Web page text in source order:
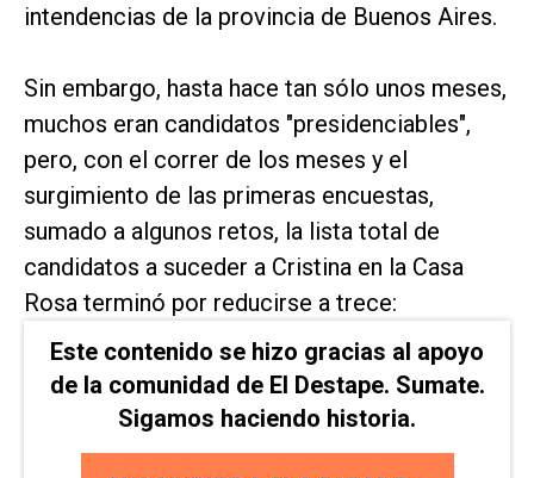
intendencias de la provincia de Buenos Aires.
Sin embargo, hasta hace tan sólo unos meses,
muchos eran candidatos "presidenciables",
pero, con el correr de los meses y el
surgimiento de las primeras encuestas,
sumado a algunos retos, la lista total de
candidatos a suceder a Cristina en la Casa
Rosa terminó por reducirse a trece:
Este contenido se hizo gracias al apoyo
de la comunidad de El Destape. Sumate.
Sigamos haciendo historia.